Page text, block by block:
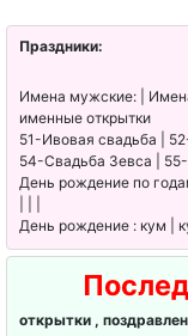
орнитолога
День веб-
мастера
День
я
День
настольног
Праздники:
Имена мужские: |
именные открытки
51-Ивовая свадьба |
54-Свадьба Зевса | 55-
День рождение по
День рождение : кум |
открытки ,